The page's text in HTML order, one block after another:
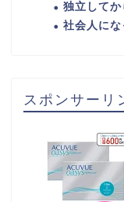
独立してか
社会人にな
スポンサーリ